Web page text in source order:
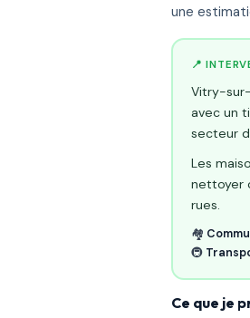
une
📍
Vitry-
avec un
secteur
Les
nettoyer
rues.
🏘️
🚇
Ce que je